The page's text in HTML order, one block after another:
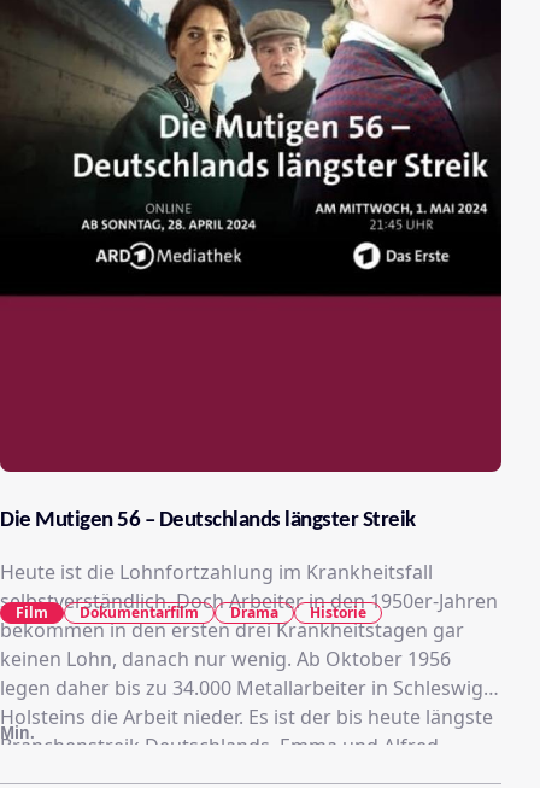
Die Mutigen 56 – Deutschlands längster Streik
Heute ist die Lohnfortzahlung im Krankheitsfall
selbstverständlich. Doch Arbeiter in den 1950er-Jahren
bekommen in den ersten drei Krankheitstagen gar
keinen Lohn, danach nur wenig. Ab Oktober 1956
legen daher bis zu 34.000 Metallarbeiter in Schleswig-
Holsteins die Arbeit nieder. Es ist der bis heute längste
Branchenstreik Deutschlands. Emma und Alfred
Min.
Film Dokumentarfilm Drama Historie